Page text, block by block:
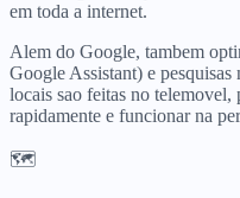
em toda a internet.
Alem do Google, tambem
Google Assistant) e
locais sao feitas no telemovel,
rapidamente e funcionar na
🗺️